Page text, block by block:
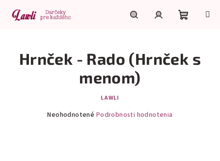
obsah
košík
Hrnček - Rado (Hrnček s
menom)
LAWLI
Neohodnotené Podrobnosti hodnotenia